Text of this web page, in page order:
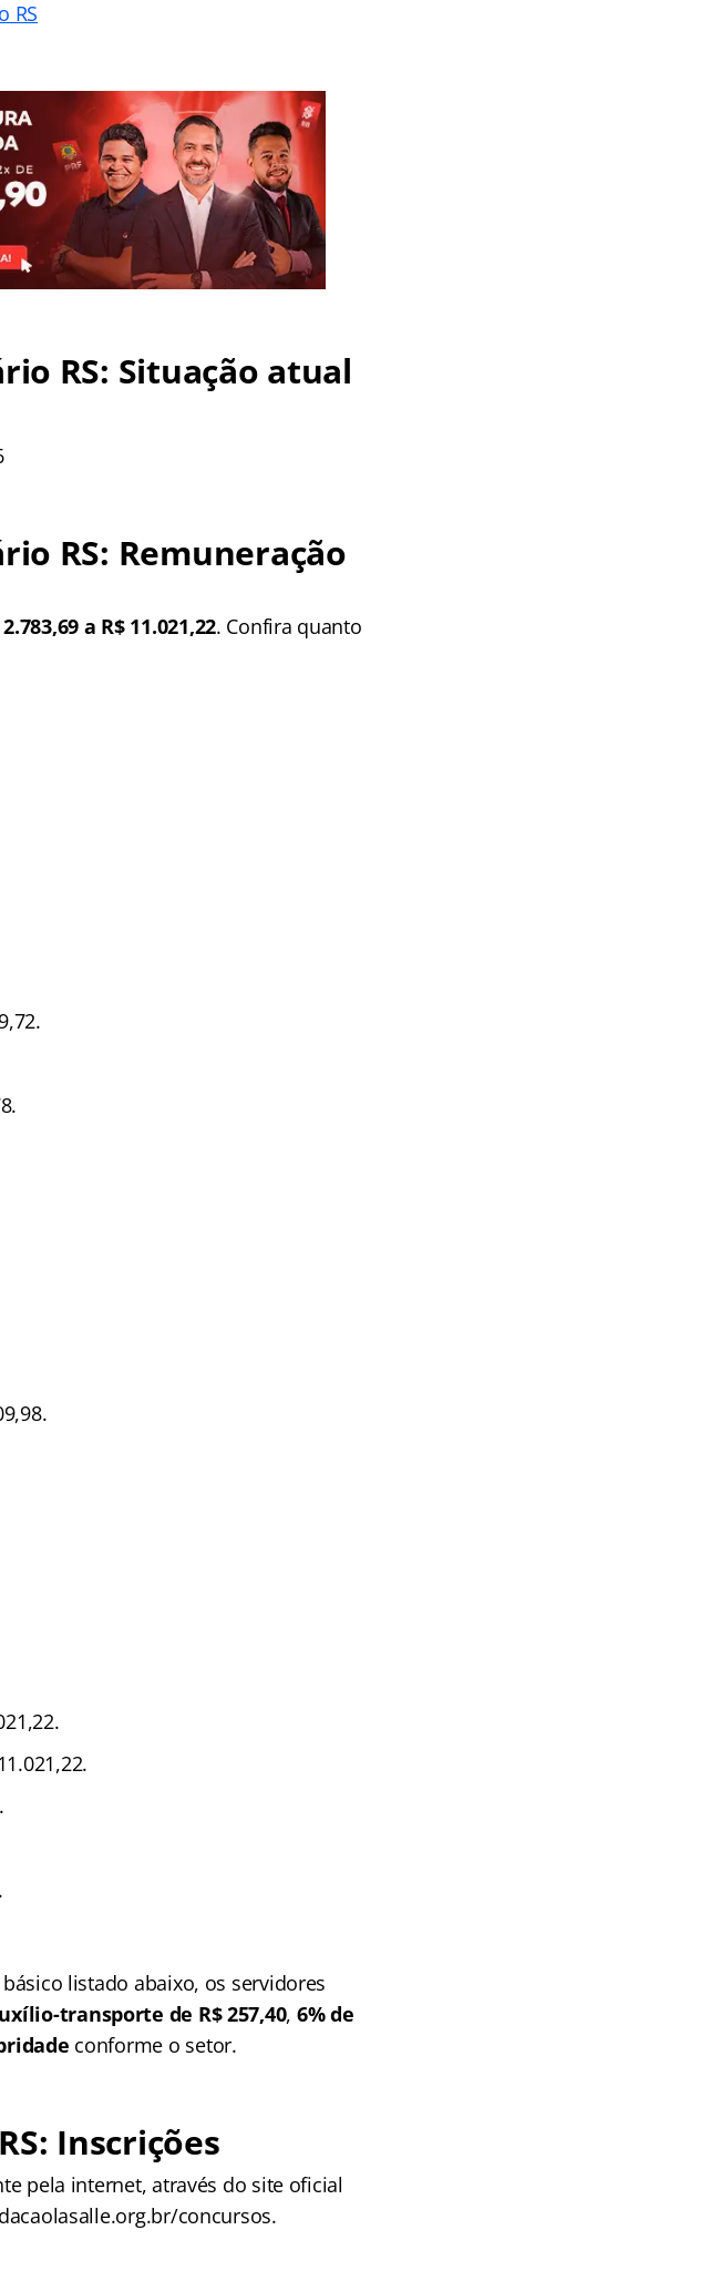
RS
RS: Situação atual
RS: Remuneração
2.783,69 a R$ 11.021,22. Confira quanto
listado abaixo, os servidores
transporte de R$ 257,40, 6% de
conforme o setor.
Inscrições
pela internet, através do site oficial
concursos.